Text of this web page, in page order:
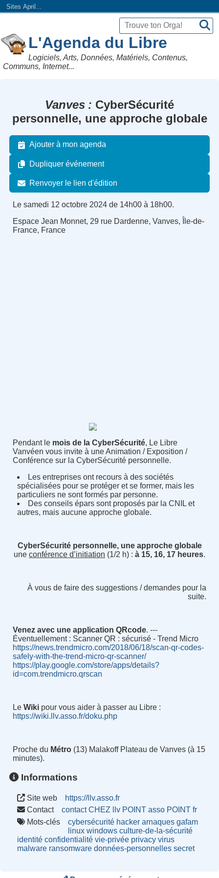
Sites April...
L'Agenda du Libre
Logiciels, Arts, Données, Matériels, Contenus,
Communs, Internet...
Vanves
CyberSécurité
personnelle, une approche globale
Ajouter à mon agenda
Dupliquer événement
Renvoyer le lien d'édition
Le samedi 12 octobre 2024 de 14h00 à 18h00.
Espace Jean Monnet, 29 rue Dardenne, Vanves, Île-de-
France, France
Pendant le mois de la CyberSécurité, Le Libre
Vanvéen vous invite à une Animation / Exposition /
Conférence sur la CyberSécurité personnelle.
Les entreprises ont recours à des sociétés
spécialisées pour se protéger et se former, mais les
particuliers ne sont formés par personne.
Des conseils épars sont proposés par la CNIL et
autres, mais aucune approche globale.
CyberSécurité personnelle, une approche globale
une conférence d’initiation (1/2 h) : à 15, 16, 17 heures.
À vous de faire des suggestions / demandes pour la
suite.
Venez avec une application QRcode. ---
Éventuellement : Scanner QR : sécurisé - Trend Micro
https://news.trendmicro.com/2018/06/18/scan-qr-codes-
safely-with-the-trend-micro-qr-scanner/
https://play.google.com/store/apps/details?
id=com.trendmicro.qrscan
Le Wikipour vous aider à passer au Libre :
https://wiki.llv.asso.fr/doku.php
Proche du Métro(13) Malakoff Plateau de Vanves (à 15
minutes).
Informations
Site web
https://llv.asso.fr
Contact
contact CHEZ llv POINT asso POINT fr
Mots-clés
cybersécurité hacker arnaques gafam
linux windows culture-de-la-sécurité
identité confidentialité vie-privée privacy virus
malware ransomware données-personnelles secret